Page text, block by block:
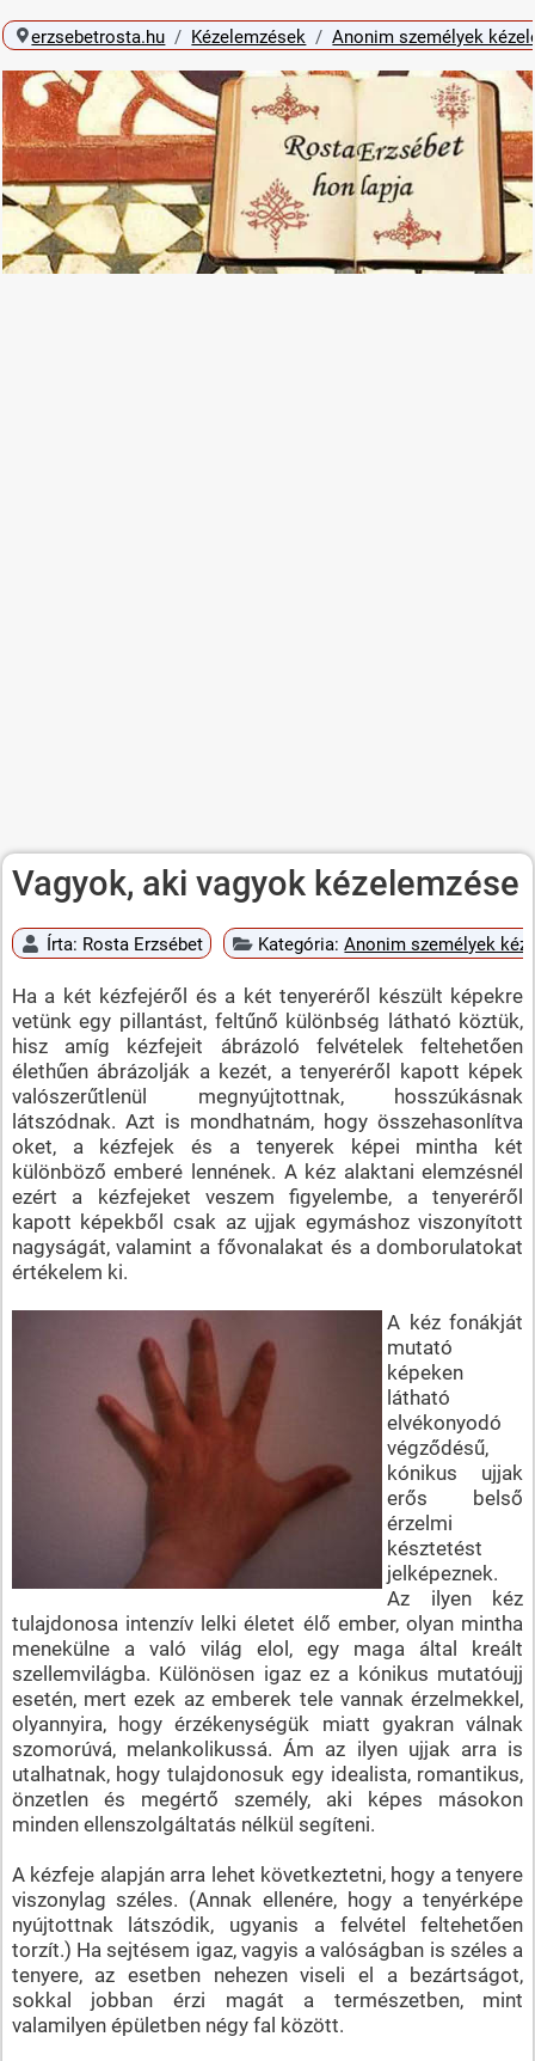
erzsebetrosta.hu Kézelemzések Anonim személyek
Vagyok, aki vagyok kézelemzése
Írta: Rosta Erzsébet Kategória:Anonim személyek
Ha a két kézfejéről és a két tenyeréről készült képekre
vetünk egy pillantást, feltűnő különbség látható köztük,
hisz amíg kézfejeit ábrázoló felvételek feltehetően
élethűen ábrázolják a kezét, a tenyeréről kapott képek
valószerűtlenül megnyújtottnak, hosszúkásnak
látszódnak. Azt is mondhatnám, hogy összehasonlítva
oket, a kézfejek és a tenyerek képei mintha két
különböző emberé lennének. A kéz alaktani elemzésnél
ezért a kézfejeket veszem figyelembe, a tenyeréről
kapott képekből csak az ujjak egymáshoz viszonyított
nagyságát, valamint a fővonalakat és a domborulatokat
értékelem ki.
A kéz fonákját
mutató
képeken
látható
elvékonyodó
végződésű,
kónikus ujjak
erős belső
érzelmi
késztetést
jelképeznek.
Az ilyen kéz
tulajdonosa intenzív lelki életet élő ember, olyan mintha
menekülne a való világ elol, egy maga által kreált
szellemvilágba. Különösen igaz ez a kónikus mutatóujj
esetén, mert ezek az emberek tele vannak érzelmekkel,
olyannyira, hogy érzékenységük miatt gyakran válnak
szomorúvá, melankolikussá. Ám az ilyen ujjak arra is
utalhatnak, hogy tulajdonosuk egy idealista, romantikus,
önzetlen és megértő személy, aki képes másokon
minden ellenszolgáltatás nélkül segíteni.
A kézfeje alapján arra lehet következtetni, hogy a tenyere
viszonylag széles. (Annak ellenére, hogy a tenyérképe
nyújtottnak látszódik, ugyanis a felvétel feltehetően
torzít.) Ha sejtésem igaz, vagyis a valóságban is széles a
tenyere, az esetben nehezen viseli el a bezártságot,
sokkal jobban érzi magát a természetben, mint
valamilyen épületben négy fal között.